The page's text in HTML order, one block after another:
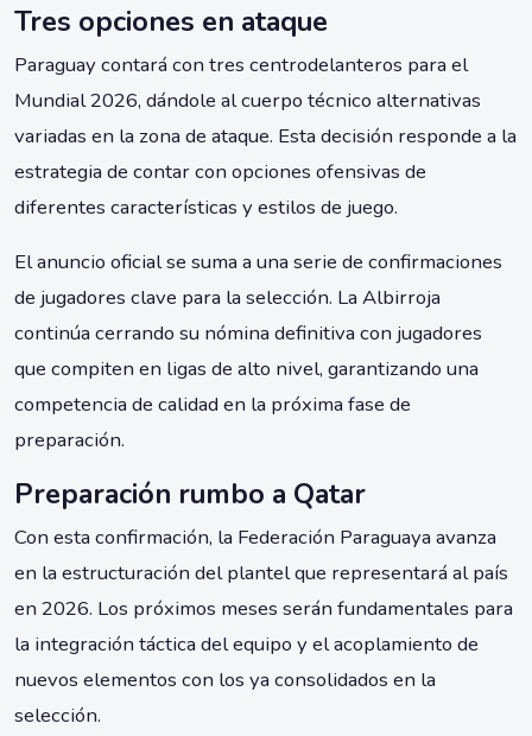
Tres opciones en ataque
Paraguay contará con tres centrodelanteros para el
Mundial 2026, dándole al cuerpo técnico alternativas
variadas en la zona de ataque. Esta decisión responde a la
estrategia de contar con opciones ofensivas de
diferentes características y estilos de juego.
El anuncio oficial se suma a una serie de confirmaciones
de jugadores clave para la selección. La Albirroja
continúa cerrando su nómina definitiva con jugadores
que compiten en ligas de alto nivel, garantizando una
competencia de calidad en la próxima fase de
preparación.
Preparación rumbo a Qatar
Con esta confirmación, la Federación Paraguaya avanza
en la estructuración del plantel que representará al país
en 2026. Los próximos meses serán fundamentales para
la integración táctica del equipo y el acoplamiento de
nuevos elementos con los ya consolidados en la
selección.